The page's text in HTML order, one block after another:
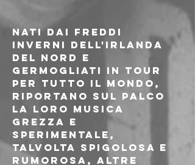
Nati dai freddi
inverni dell'Irlanda
del Nord e
germogliati in tour
per tutto il mondo,
riportano sul palco
la loro musica
grezza e
sperimentale,
talvolta spigolosa e
rumorosa, altre